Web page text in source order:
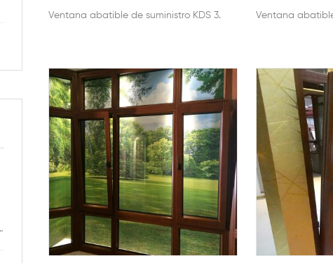
Ventana abatible de suministro KDS 3. Ventana